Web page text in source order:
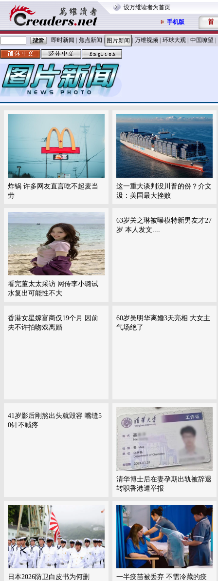
设万维读者为首页
手机版 首
即时新闻 焦点新闻 图片新闻 万维视频 环球大观 中国嘹望
炸锅 许多网友直言吃不起麦当
劳
这一重大谈判没川普的份？介文
汲：美国最大挫败
看完董太太采访 网传李小璐试
水复出可能性不大
63岁关之琳被曝模特新男友才27
岁 本人发文....
香港女星嫁富商仅19个月 因前
夫不许拍吻戏离婚
60岁吴明华离婚3天亮相 大女主
气场绝了
41岁影后刚熬出头就毁容 嘴缝5
0针不喊疼
清华博士后在妻孕期出轨被辞退
转职香港遭举报
日本2026防卫白皮书为何删
一半疫苗被丢弃 不需冷藏的疫